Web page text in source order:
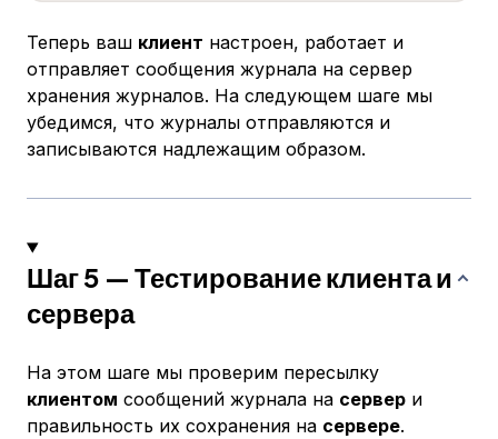
Теперь ваш клиент настроен, работает и
отправляет сообщения журнала на сервер
хранения журналов. На следующем шаге мы
убедимся, что журналы отправляются и
записываются надлежащим образом.
Шаг 5 — Тестирование клиента и
сервера
На этом шаге мы проверим пересылку
клиентом сообщений журнала на сервер и
правильность их сохранения на сервере.